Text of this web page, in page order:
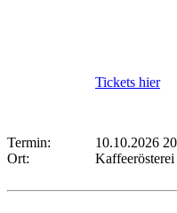
Tickets hier
Termin:
10.10.2026
Ort: